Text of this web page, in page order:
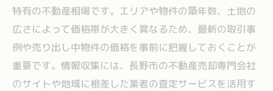
特有の不動産相場です。エリアや物件の築年数、土地の
広さによって価格帯が大きく異なるため、最新の取引事
例や売り出し中物件の価格を事前に把握しておくことが
重要です。情報収集には、長野市の不動産売却専門会社
のサイトや地域に根差した業者の査定サービスを活用す